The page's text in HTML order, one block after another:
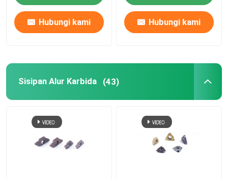
Produk
Hubungi kami Hubungi kami
Sisipan Alur Karbida (43)